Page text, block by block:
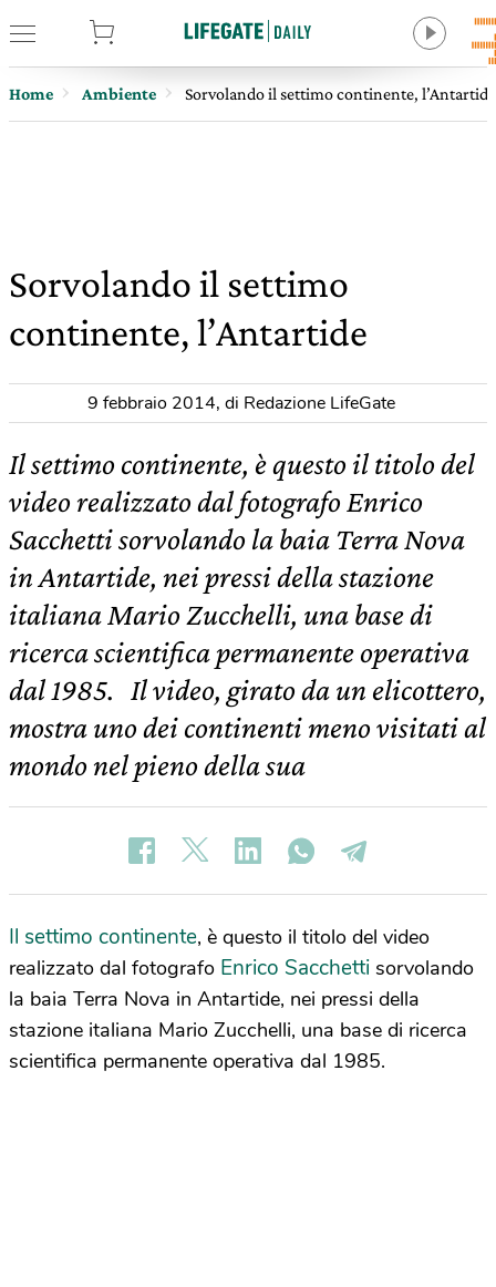
Home Ambiente Sorvolando il settimo continente, l’Antartide
Sorvolando il settimo
continente, l’Antartide
9 febbraio 2014, di Redazione LifeGate
Il settimo continente, è questo il titolo del
video realizzato dal fotografo Enrico
Sacchetti sorvolando la baia Terra Nova
in Antartide, nei pressi della stazione
italiana Mario Zucchelli, una base di
ricerca scientifica permanente operativa
dal 1985. Il video, girato da un elicottero,
mostra uno dei continenti meno visitati al
mondo nel pieno della sua
Il settimo continente, è questo il titolo del video
realizzato dal fotografo Enrico Sacchetti sorvolando
la baia Terra Nova in Antartide, nei pressi della
stazione italiana Mario Zucchelli, una base di ricerca
scientifica permanente operativa dal 1985.